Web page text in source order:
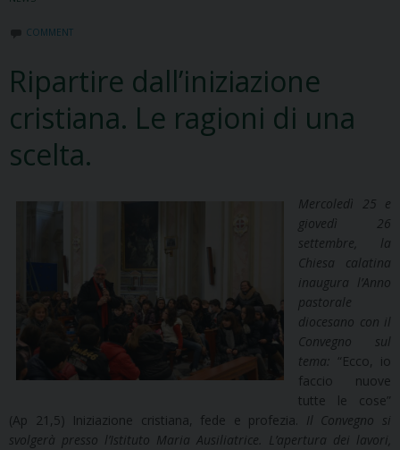
COMMENT
Ripartire dall’iniziazione
cristiana. Le ragioni di una
scelta.
Mercoledì 25 e
giovedì 26
settembre, la
Chiesa calatina
inaugura l’Anno
pastorale
diocesano con il
Convegno sul
tema: “Ecco, io
faccio nuove
tutte le cose”
(Ap 21,5) Iniziazione cristiana, fede e profezia.
Il Convegno si
svolgerà presso l’Istituto Maria Ausiliatrice. L’apertura dei lavori,